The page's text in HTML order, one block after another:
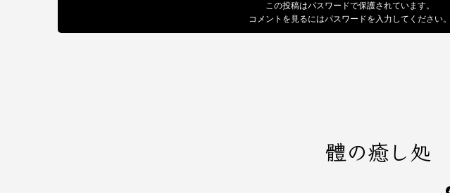
この投稿はパスワードで保護されています。
コメントを見るにはパスワードを入力してください。
體の癒し処